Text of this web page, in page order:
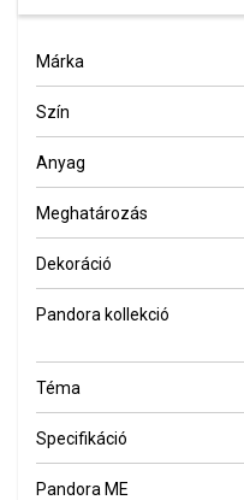
Márka
Szín
Anyag
Meghatározás
Dekoráció
Pandora kollekció
Téma
Specifikáció
Pandora ME